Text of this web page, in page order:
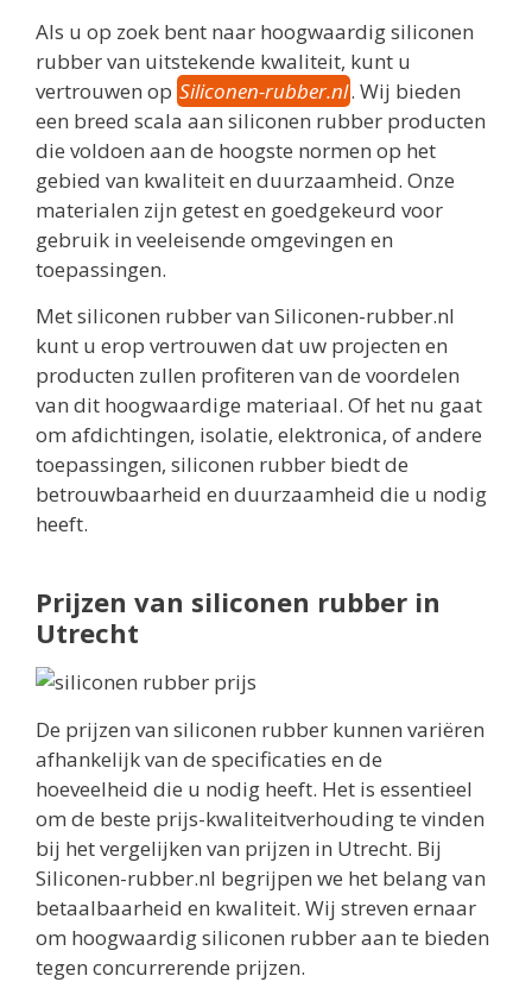
Als u op zoek bent naar hoogwaardig siliconen
rubber van uitstekende kwaliteit, kunt u
vertrouwen op Siliconen-rubber.nl. Wij bieden
een breed scala aan siliconen rubber producten
die voldoen aan de hoogste normen op het
gebied van kwaliteit en duurzaamheid. Onze
materialen zijn getest en goedgekeurd voor
gebruik in veeleisende omgevingen en
toepassingen.
Met siliconen rubber van Siliconen-rubber.nl
kunt u erop vertrouwen dat uw projecten en
producten zullen profiteren van de voordelen
van dit hoogwaardige materiaal. Of het nu gaat
om afdichtingen, isolatie, elektronica, of andere
toepassingen, siliconen rubber biedt de
betrouwbaarheid en duurzaamheid die u nodig
heeft.
Prijzen van siliconen rubber in
Utrecht
De prijzen van siliconen rubber kunnen variëren
afhankelijk van de specificaties en de
hoeveelheid die u nodig heeft. Het is essentieel
om de beste prijs-kwaliteitverhouding te vinden
bij het vergelijken van prijzen in Utrecht. Bij
Siliconen-rubber.nl begrijpen we het belang van
betaalbaarheid en kwaliteit. Wij streven ernaar
om hoogwaardig siliconen rubber aan te bieden
tegen concurrerende prijzen.